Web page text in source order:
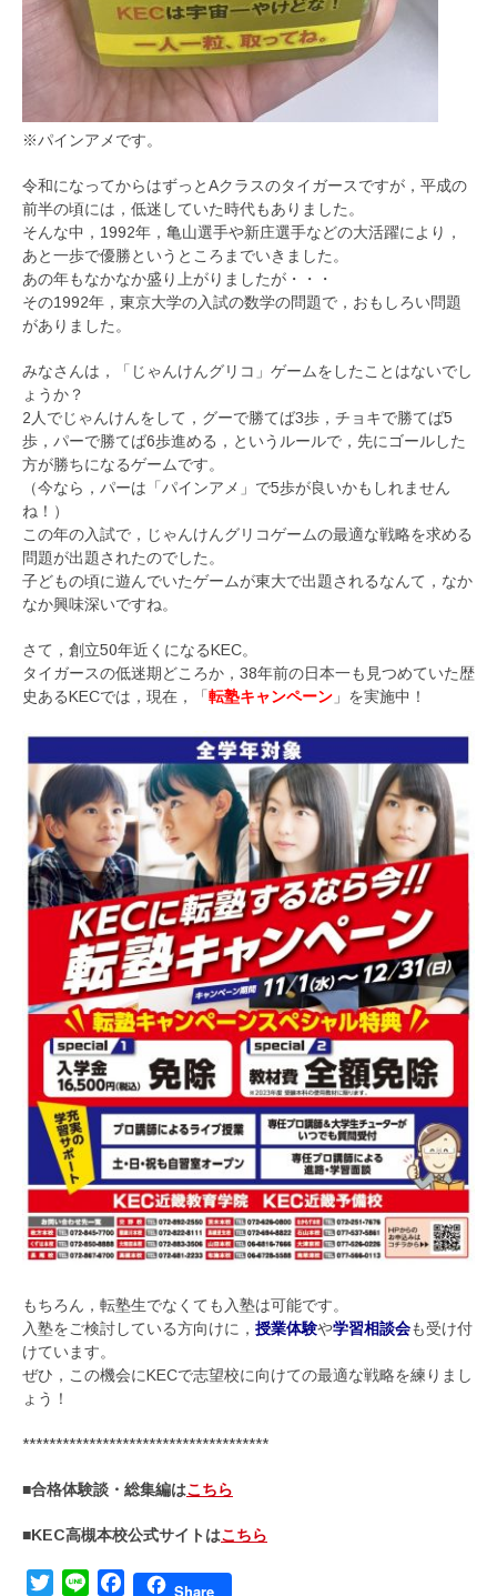
※パインアメです。
令和になってからはずっとAクラスのタイガースですが，平成の
前半の頃には，低迷していた時代もありました。
そんな中，1992年，亀山選手や新庄選手などの大活躍により，
あと一歩で優勝というところまでいきました。
あの年もなかなか盛り上がりましたが・・・
その1992年，東京大学の入試の数学の問題で，おもしろい問題
がありました。
みなさんは，「じゃんけんグリコ」ゲームをしたことはないでし
ょうか？
2人でじゃんけんをして，グーで勝てば3歩，チョキで勝てば5
歩，パーで勝てば6歩進める，というルールで，先にゴールした
方が勝ちになるゲームです。
（今なら，パーは「パインアメ」で5歩が良いかもしれません
ね！）
この年の入試で，じゃんけんグリコゲームの最適な戦略を求める
問題が出題されたのでした。
子どもの頃に遊んでいたゲームが東大で出題されるなんて，なか
なか興味深いですね。
さて，創立50年近くになるKEC。
タイガースの低迷期どころか，38年前の日本一も見つめていた歴
史あるKECでは，現在，「転塾キャンペーン 」を実施中！
もちろん，転塾生でなくても入塾は可能です。
入塾をご検討している方向けに， 授業体験や学習相談会も受け付
けています。
ぜひ，この機会にKECで志望校に向けての最適な戦略を練りまし
ょう！
*************************************
■合格体験談・総集編はこちら
■KEC高槻本校公式サイトはこちら
TwitterLine FacebookShare